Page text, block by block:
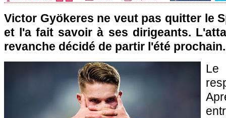
Victor Gyökeres ne veut pas quitter le
et l'a fait savoir à ses dirigeants.
revanche décidé de partir l'été prochain.
Le